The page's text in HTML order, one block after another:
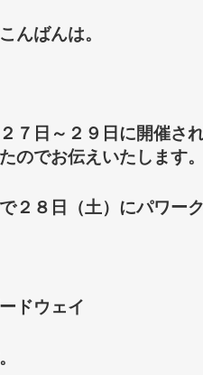
んばんは。
７日～２９日に開催さ
のでお伝えいたします。
２８日（土）にパワー
ドウェイ